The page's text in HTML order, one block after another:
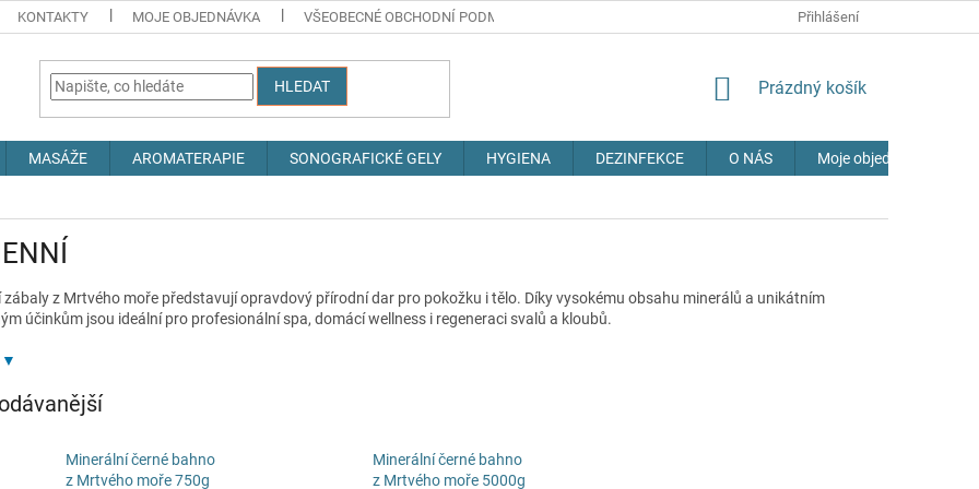
KONTAKTY MOJE OBJEDNÁVKA VŠEOBECNÉ OBCHODNÍ PODMÍNKY DOPRAVA
Přihlášení
HLEDAT
NÁKUPNÍ
Prázdný košík
MASÁŽE AROMATERAPIE SONOGRAFICKÉ GELY HYGIENA DEZINFEKCE O NÁS Moje objednávka
zábaly z Mrtvého moře představují opravdový přírodní dar pro pokožku i tělo. Díky vysokému obsahu minerálů a unikátním
účinkům jsou ideální pro profesionální spa, domácí wellness i regeneraci svalů a kloubů.
Minerální černé bahno
z Mrtvého moře 750g
Minerální černé bahno
z Mrtvého moře 5000g